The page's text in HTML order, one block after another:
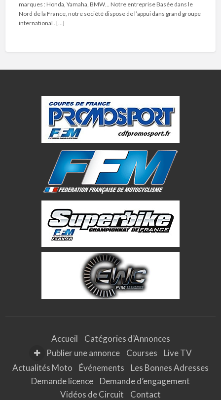
marques : Honda, Yamaha, BMW… Notre entreprise Basée dans le
Nord de la France, notre société dispose de l’appui dans grand groupe
international . […]
Accueil
Catégories d’Annonces
Publier une annonce
Courses
Live TV
Actualités Moto
Événements
Les Bonnes Adresses
Demande licence
Demande d’engagement
Vidéos de Circuit
Contact